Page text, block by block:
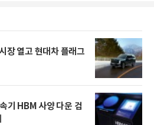
장 열고 현대차 플래그
기 HBM 사양 다운 검